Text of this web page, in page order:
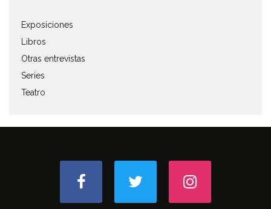
Exposiciones
Libros
Otras entrevistas
Series
Teatro